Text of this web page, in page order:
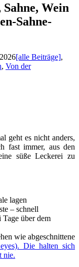
Wein
Sahne-
[alle Beiträge],
, Von der
geht es nicht anders,
fast immer, aus den
süße Leckerei zu
lagen
– schnell
Tage über dem
wie abgeschnittene
Die halten sich
nie.